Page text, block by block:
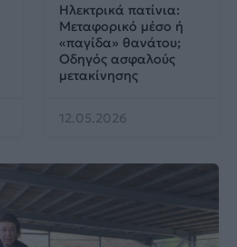
Ηλεκτρικά πατίνια:
Μεταφορικό μέσο ή
«παγίδα» θανάτου;
Οδηγός ασφαλούς
μετακίνησης
12.05.2026